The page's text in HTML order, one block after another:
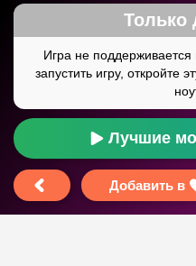
Лучшие
Добавить в